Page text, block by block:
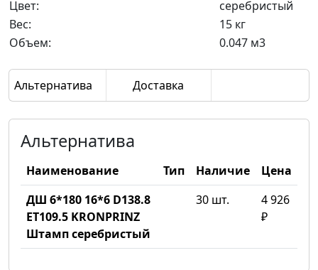
Цвет:
серебристый
Вес:
15 кг
Объем:
0.047 м3
Альтернатива Доставка
Альтернатива
Наименование Тип Наличие
Цена
ДШ 6*180 16*6 D138.8
ET109.5 KRONPRINZ
Штамп серебристый
30 шт.
4 926
₽